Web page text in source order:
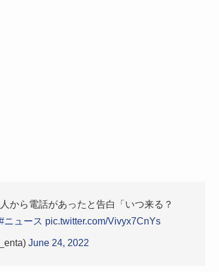
から電話があったと告白「いつ来る？
#ニュース pic.twitter.com/Vivyx7CnYs
June 24, 2022